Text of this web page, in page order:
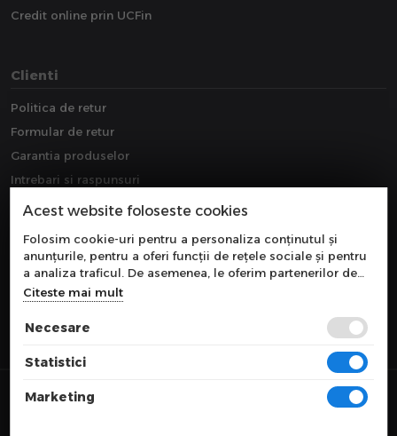
Credit online prin UCFin
Clienti
Politica de retur
Formular de retur
Garantia produselor
Intrebari si raspunsuri
Downloads
Acest website foloseste cookies
Folosim cookie-uri pentru a personaliza conținutul și
anunțurile, pentru a oferi funcții de rețele sociale și pentru
a analiza traficul. De asemenea, le oferim partenerilor de
rețele sociale, de publicitate și de analize informații cu
privire la modul în care folosiți site-ul nostru. Aceștia le
pot combina cu alte informații oferite de dvs. sau culese în
Citeste mai mult
Necesare
Statistici
Marketing